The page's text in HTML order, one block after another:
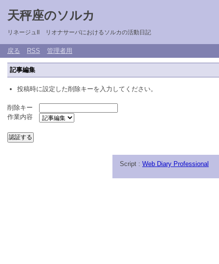
天秤座のソルカ
リネージュII リオナサーバにおけるソルカの活動日記
戻る RSS 管理者用
記事編集
投稿時に設定した削除キーを入力してください。
削除キー
作業内容
Script : Web Diary Professional